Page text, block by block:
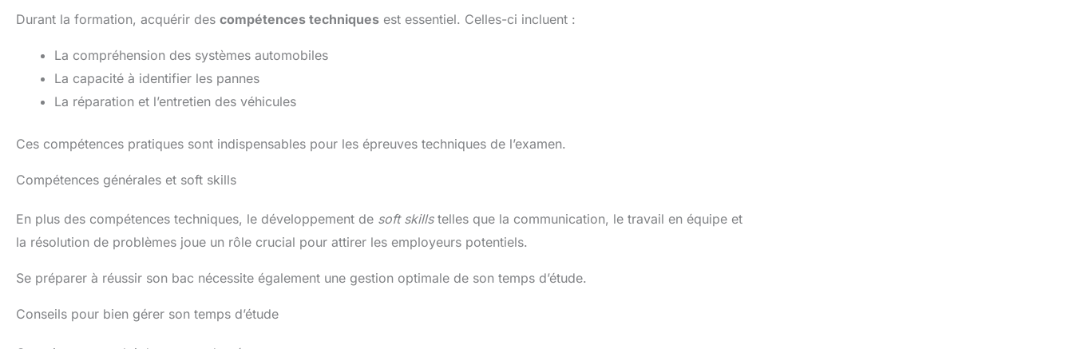
Durant la formation, acquérir des compétences techniques est essentiel. Celles-ci incluent :
La compréhension des systèmes automobiles
La capacité à identifier les pannes
La réparation et l’entretien des véhicules
Ces compétences pratiques sont indispensables pour les épreuves techniques de l’examen.
Compétences générales et soft skills
En plus des compétences techniques, le développement de soft skillstelles que la communication, le travail en équipe et
la résolution de problèmes joue un rôle crucial pour attirer les employeurs potentiels.
Se préparer à réussir son bac nécessite également une gestion optimale de son temps d’étude.
Conseils pour bien gérer son temps d’étude